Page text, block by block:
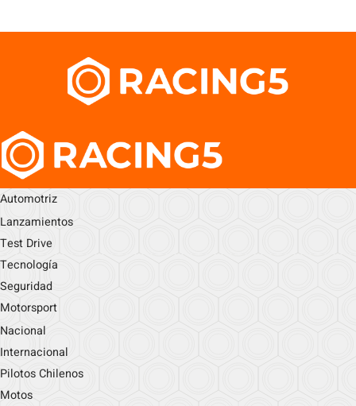
Automotriz
Lanzamientos
Test Drive
Tecnología
Seguridad
Motorsport
Nacional
Internacional
Pilotos Chilenos
Motos